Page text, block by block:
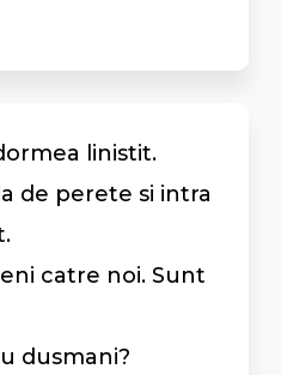
linistit.
de perete si intra
catre noi. Sunt
dusmani?